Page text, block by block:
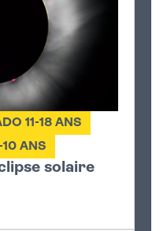
solaire
11-18 ANS
10 ANS